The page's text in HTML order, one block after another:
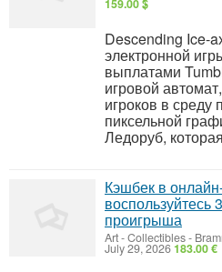
159.00 $
Descending Ice-
электронной
выплатами
игровой
игроков в среду
пиксельной
Ледоруб,
Кэшбек в
воспользуйтесь
проигрыша
Art - Collectibles-
July 29, 2026183.00 €